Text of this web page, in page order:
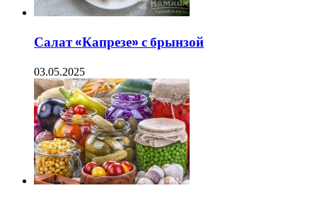
Салат «Капрезе» с брынзой
03.05.2025